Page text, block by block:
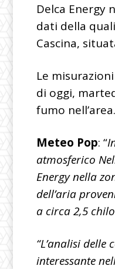
Delca Energy
dati della
Cascina,
Le
di oggi,
fumo
Meteo Pop: “
atmosferico
Energy nella
dell’aria
a circa 2,5
“L’analisi
interessante